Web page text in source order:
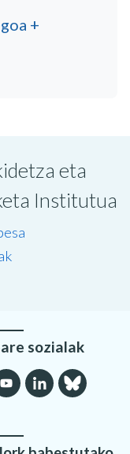
+
eta
Institutua
sozialak